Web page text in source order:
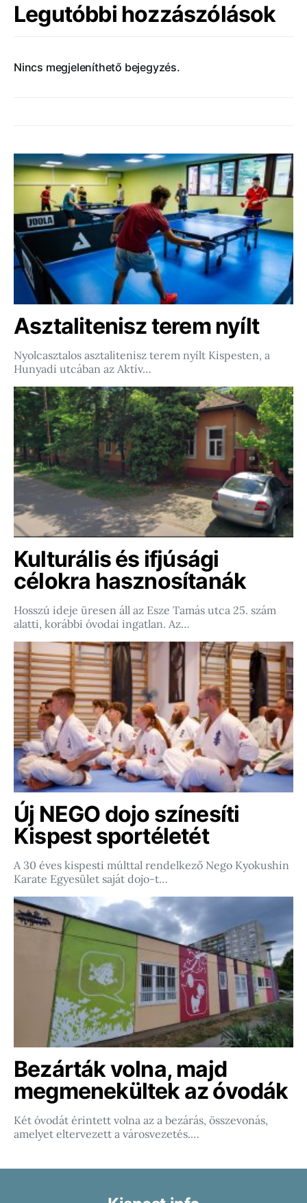
Legutóbbi hozzászólások
Nincs megjeleníthető bejegyzés.
Asztalitenisz terem nyílt
Nyolcasztalos asztalitenisz terem nyílt Kispesten, a
Hunyadi utcában az Aktív…
Kulturális és ifjúsági
célokra hasznosítanák
Hosszú ideje üresen áll az Esze Tamás utca 25. szám
alatti, korábbi óvodai ingatlan. Az…
Új NEGO dojo színesíti
Kispest sportéletét
A 30 éves kispesti múlttal rendelkező Nego Kyokushin
Karate Egyesület saját dojo-t…
Bezárták volna, majd
megmenekültek az óvodák
Két óvodát érintett volna az a bezárás, összevonás,
amelyet eltervezett a városvezetés.…